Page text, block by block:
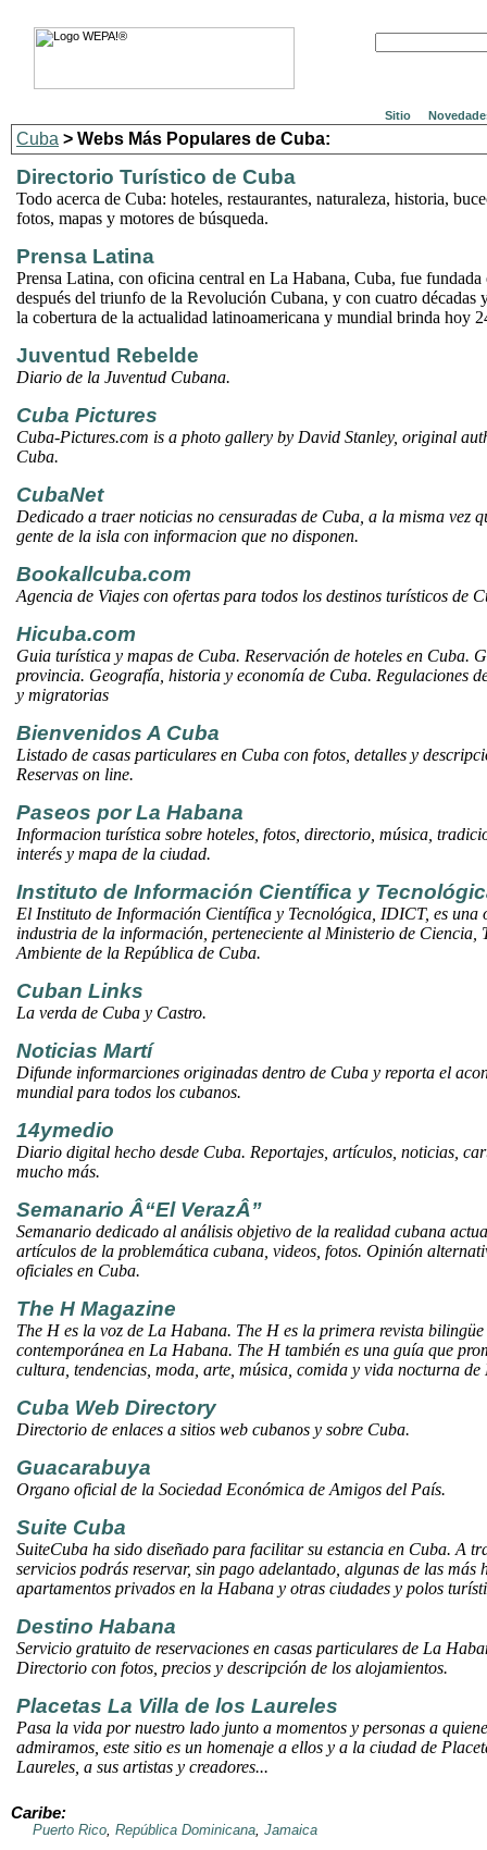
Sitio
Cuba > Webs Más Populares de Cuba:
Directorio Turístico de Cuba
Todo acerca de Cuba: hoteles, restaurantes, naturaleza, historia,
fotos, mapas y motores de búsqueda.
Prensa Latina
Prensa Latina, con oficina central en La Habana, Cuba, fue fundada
después del triunfo de la Revolución Cubana, y con cuatro décadas
la cobertura de la actualidad latinoamericana y mundial brinda hoy
Juventud Rebelde
Diario de la Juventud Cubana.
Cuba Pictures
Cuba-Pictures.com is a photo gallery by David Stanley, original
Cuba.
CubaNet
Dedicado a traer noticias no censuradas de Cuba, a la misma vez
gente de la isla con informacion que no disponen.
Bookallcuba.com
Agencia de Viajes con ofertas para todos los destinos turísticos de
Hicuba.com
Guia turística y mapas de Cuba. Reservación de hoteles en Cuba.
provincia. Geografía, historia y economía de Cuba. Regulaciones
y migratorias
Bienvenidos A Cuba
Listado de casas particulares en Cuba con fotos, detalles y
Reservas on line.
Paseos por La Habana
Informacion turística sobre hoteles, fotos, directorio, música,
interés y mapa de la ciudad.
Instituto de Información Científica y
El Instituto de Información Científica y Tecnológica, IDICT, es una
industria de la información, perteneciente al Ministerio de Ciencia,
Ambiente de la República de Cuba.
Cuban Links
La verda de Cuba y Castro.
Noticias Martí
Difunde informarciones originadas dentro de Cuba y reporta el
mundial para todos los cubanos.
14ymedio
Diario digital hecho desde Cuba. Reportajes, artículos, noticias,
mucho más.
Semanario Â“El VerazÂ”
Semanario dedicado al análisis objetivo de la realidad cubana
artículos de la problemática cubana, videos, fotos. Opinión
oficiales en Cuba.
The H Magazine
The H es la voz de La Habana. The H es la primera revista
contemporánea en La Habana. The H también es una guía que
cultura, tendencias, moda, arte, música, comida y vida nocturna
Cuba Web Directory
Directorio de enlaces a sitios web cubanos y sobre Cuba.
Guacarabuya
Organo oficial de la Sociedad Económica de Amigos del País.
Suite Cuba
SuiteCuba ha sido diseñado para facilitar su estancia en Cuba. A
servicios podrás reservar, sin pago adelantado, algunas de las más
apartamentos privados en la Habana y otras ciudades y polos
Destino Habana
Servicio gratuito de reservaciones en casas particulares de La
Directorio con fotos, precios y descripción de los alojamientos.
Placetas La Villa de los Laureles
Pasa la vida por nuestro lado junto a momentos y personas a
admiramos, este sitio es un homenaje a ellos y a la ciudad de
Laureles, a sus artistas y creadores...
Caribe:
Puerto Rico, República Dominicana, Jamaica